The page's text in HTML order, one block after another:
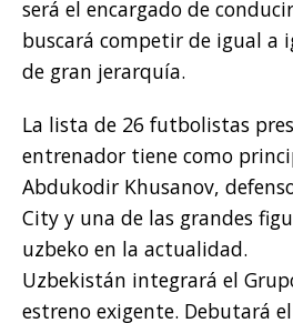
será el encargado de
buscará competir de igual a
de gran jerarquía.
La lista de 26 futbolistas
entrenador tiene como
Abdukodir Khusanov,
City y una de las grandes
uzbeko en la actualidad.
Uzbekistán integrará el
estreno exigente. Debutará